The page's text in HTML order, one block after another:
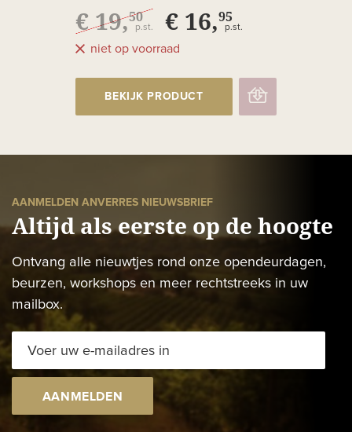
€ 19,50
p.st. € 16,95
p.st.
niet op voorraad
BEKIJK PRODUCT
AANMELDEN ANVERRES NIEUWSBRIEF
Altijd als eerste op de hoogte
Ontvang alle nieuwtjes rond onze opendeurdagen,
beurzen, workshops en meer rechtstreeks in uw
mailbox.
AANMELDEN